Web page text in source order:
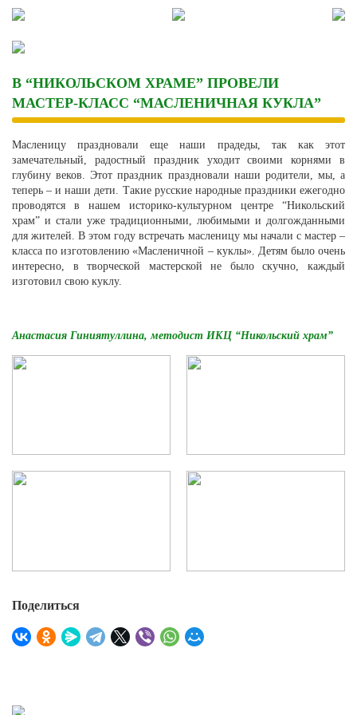
Skip
content
В “НИКОЛЬСКОМ ХРАМЕ” ПРОВЕЛИ
МАСТЕР-КЛАСС “МАСЛЕНИЧНАЯ КУКЛА”
Масленицу праздновали еще наши прадеды, так как этот
замечательный, радостный праздник уходит своими корнями в
глубину веков. Этот праздник праздновали наши родители, мы, а
теперь – и наши дети. Такие русские народные праздники ежегодно
проводятся в нашем историко-культурном центре “Никольский
храм” и стали уже традиционными, любимыми и долгожданными
для жителей. В этом году встречать масленицу мы начали с мастер –
класса по изготовлению «Масленичной – куклы». Детям было очень
интересно, в творческой мастерской не было скучно, каждый
изготовил свою куклу.
Анастасия Гиниятуллина, методист ИКЦ “Никольский храм”
Поделиться